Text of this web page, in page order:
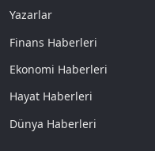
Yazarlar
Finans Haberleri
Ekonomi Haberleri
Hayat Haberleri
Dünya Haberleri